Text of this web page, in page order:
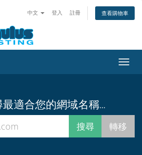
中文 登入 註冊 查看購物車
切
換
適合您的網域名稱...